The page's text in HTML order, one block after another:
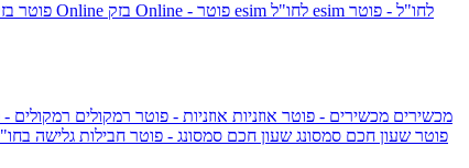
yes+FIBER - פוטר בזק Online
esim לחו"ל - פוטר
מכשירים מכשירים - פוטר אוזניות אוזניות - פוטר רמקולים רמקולים
שעון Apple Watch Series 10 - פוטר שעון חכם סמסונג שעון חכם סמסונג - פוטר חבילות גלישה